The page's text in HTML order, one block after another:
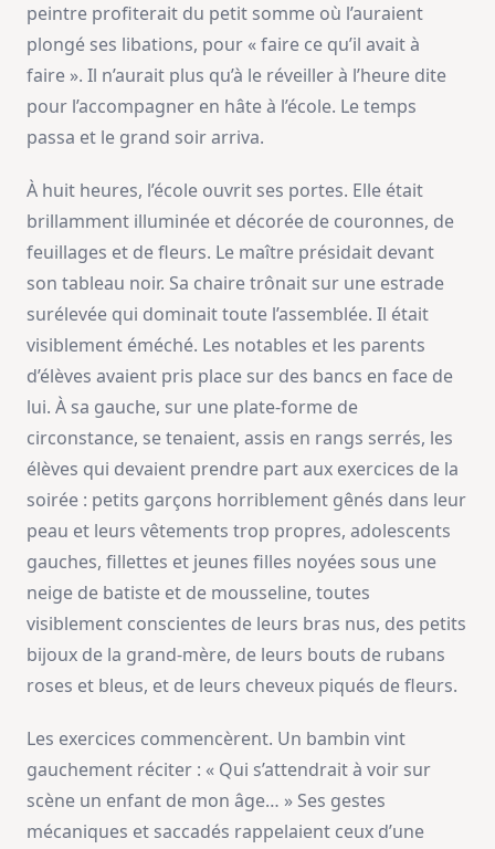
peintre profiterait du petit somme où l’auraient
plongé ses libations, pour « faire ce qu’il avait à
faire ». Il n’aurait plus qu’à le réveiller à l’heure dite
pour l’accompagner en hâte à l’école. Le temps
passa et le grand soir arriva.
À huit heures, l’école ouvrit ses portes. Elle était
brillamment illuminée et décorée de couronnes, de
feuillages et de fleurs. Le maître présidait devant
son tableau noir. Sa chaire trônait sur une estrade
surélevée qui dominait toute l’assemblée. Il était
visiblement éméché. Les notables et les parents
d’élèves avaient pris place sur des bancs en face de
lui. À sa gauche, sur une plate-forme de
circonstance, se tenaient, assis en rangs serrés, les
élèves qui devaient prendre part aux exercices de la
soirée : petits garçons horriblement gênés dans leur
peau et leurs vêtements trop propres, adolescents
gauches, fillettes et jeunes filles noyées sous une
neige de batiste et de mousseline, toutes
visiblement conscientes de leurs bras nus, des petits
bijoux de la grand-mère, de leurs bouts de rubans
roses et bleus, et de leurs cheveux piqués de fleurs.
Les exercices commencèrent. Un bambin vint
gauchement réciter : « Qui s’attendrait à voir sur
scène un enfant de mon âge… » Ses gestes
mécaniques et saccadés rappelaient ceux d’une